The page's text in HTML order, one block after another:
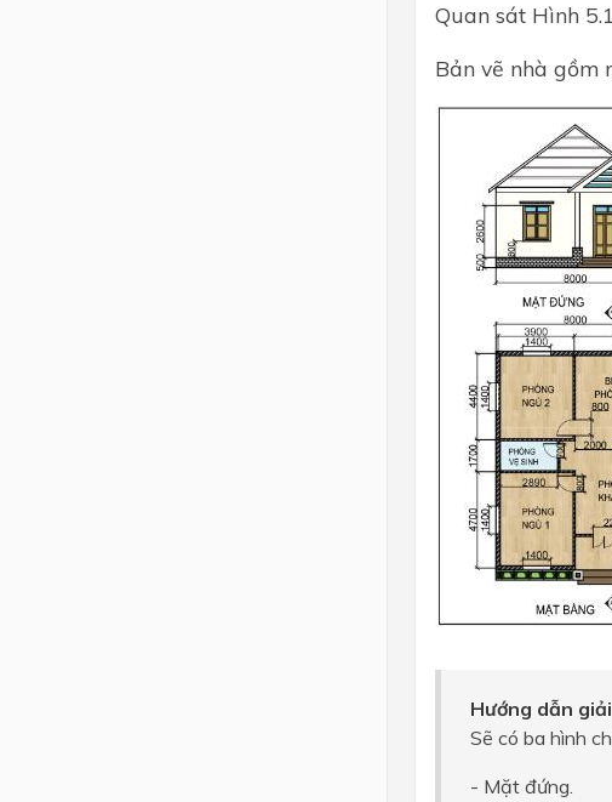
Quan sát Hình
Bản vẽ nhà gồm
Hướng dẫn giải
Sẽ có ba hình
- Mặt đứng.